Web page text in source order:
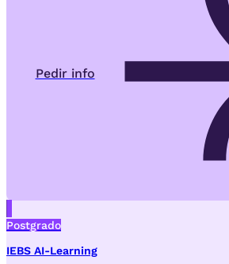
Pedir info
Postgrado
IEBS AI-Learning